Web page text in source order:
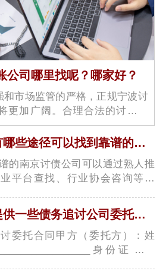
公司哪里找呢？哪家好？
和市场监管的严格，正规宁波讨
更加广阔。合理合法的讨债渠
权人维护…
吉林有哪些途径可以找到靠谱的追债公司
的南京讨债公司可以通过熟人推
平台查找、行业协会咨询等途
吉林提供一些债务追讨公司委托合同的范本
委托合同甲方（委托方）：姓
身份证号：